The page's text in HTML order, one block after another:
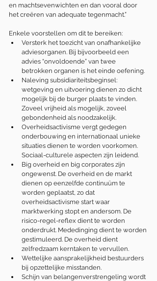
en machtsevenwichten en dan vooral door
het creëren van adequate tegenmacht.”
Enkele voorstellen om dit te bereiken:
Versterk het toezicht van onafhankelijke
adviesorganen. Bij bijvoorbeeld een
advies “onvoldoende” van twee
betrokken organen is het einde oefening.
Naleving subsidiariteitsbeginsel:
wetgeving en uitvoering dienen zo dicht
mogelijk bij de burger plaats te vinden.
Zoveel vrijheid als mogelijk, zoveel
gebondenheid als noodzakelijk.
Overheidsactivisme vergt gedegen
onderbouwing en internationaal unieke
situaties dienen te worden voorkomen.
Sociaal-culturele aspecten zijn leidend.
Big overheid en big corporates zijn
ongewenst. De overheid en de markt
dienen op eenzelfde continuüm te
worden geplaatst, zo dat
overheidsactivisme start waar
marktwerking stopt en andersom. De
risico-regel-reflex dient te worden
onderdrukt. Mededinging dient te worden
gestimuleerd. De overheid dient
zelfredzaam kerntaken te vervullen.
Wettelijke aansprakelijkheid bestuurders
bij opzettelijke misstanden.
Schijn van belangenverstrengeling wordt